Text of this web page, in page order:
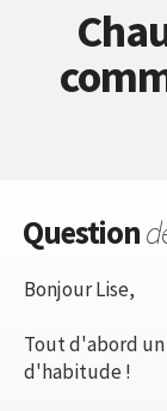
Question
Bonjour Lise,
Tout d'abord
d'habitude !